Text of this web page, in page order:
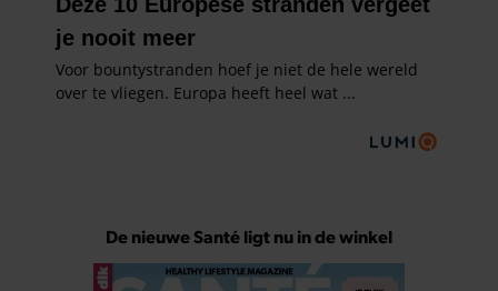
De nieuwe Santé ligt nu in de winkel